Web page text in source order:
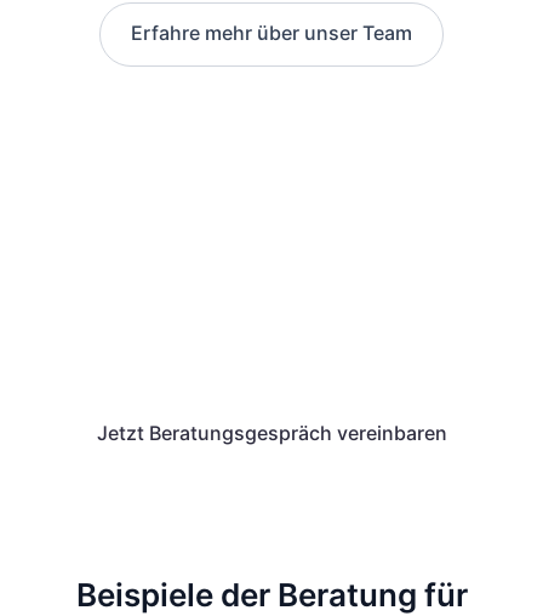
Erfahre mehr über unser Team
Jetzt Beratungsgespräch vereinbaren
Beispiele der Beratung für